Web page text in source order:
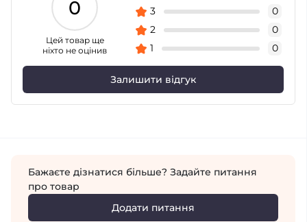
0
Цей товар ще
ніхто не оцінив
3
0
2
0
1
0
Залишити відгук
Бажаєте дізнатися більше? Задайте питання
про товар
Додати питання